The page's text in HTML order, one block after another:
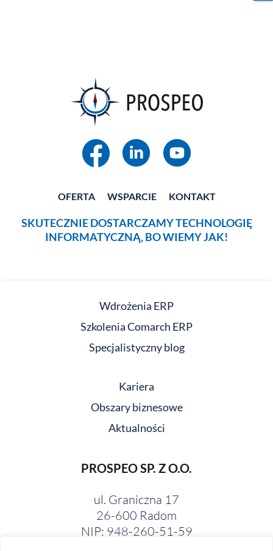
OFERTA WSPARCIE KONTAKT
SKUTECZNIE DOSTARCZAMY TECHNOLOGIĘ
INFORMATYCZNĄ, BO WIEMY JAK!
PROSPEO SP. Z O.O.
ul. Graniczna 17
26-600 Radom
NIP: 948-260-51-59
Wdrożenia ERP
Szkolenia Comarch ERP
Specjalistyczny blog
Kariera
Obszary biznesowe
Aktualności